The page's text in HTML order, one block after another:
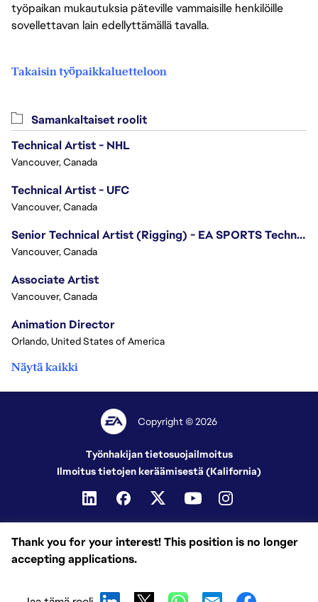
työpaikan mukautuksia päteville vammaisille henkilöille
sovellettavan lain edellyttämällä tavalla.
Takaisin työpaikkaluetteloon
Thank you for your interest! This position is no longer
accepting applications.
Samankaltaiset roolit
Technical Artist - NHL
Vancouver, Canada
Technical Artist - UFC
Vancouver, Canada
Senior Technical Artist (Rigging) - EA SPORTS Technology
Vancouver, Canada
Associate Artist
Vancouver, Canada
Animation Director
Orlando, United States of America
Näytä kaikki
Copyright © 2026
Työnhakijan tietosuojailmoitus
Ilmoitus tietojen keräämisestä (Kalifornia)